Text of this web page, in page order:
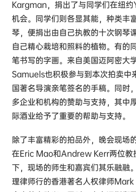
Kargman，捐出了与同学们在纽
机会。同学们则各显其能，种类丰
琴，便捐出由自己执教的十次钢琴
自己精心栽培和照料的植物。有的
笔书写的字画。来自美国迈阿密大
Samuels也积极参与到本次拍卖中
国著名导演亲笔签名的手稿。同时
多企业和机构的赞助与支持，其中
际酒业给予了重要的帮助与支持。
除了丰富精彩的拍品外，晚会现场
在Eric Mao和Andrew Kerr两位教
下，现场的师生和嘉宾们其乐融融
理律师行的香港著名人权律师